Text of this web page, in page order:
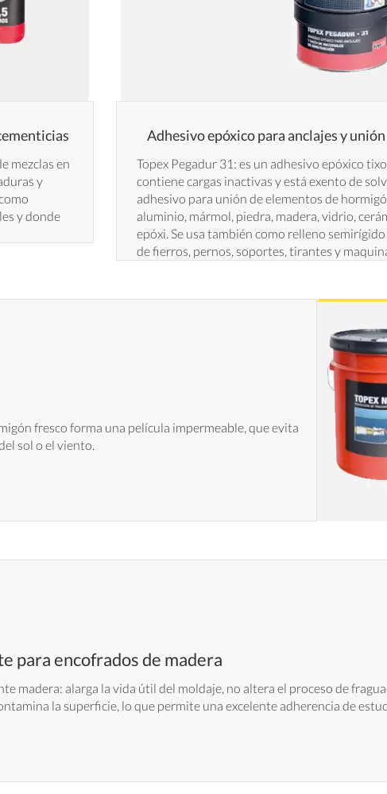
mezclas en
y
y donde
Adhesivo epóxico para anclajes y
Topex Pegadur 31: es un adhesivo epóxico
contiene cargas inactivas y está exento de
adhesivo para unión de elementos de
aluminio, mármol, piedra, madera, vidrio,
epóxi. Se usa también como relleno
de fierros, pernos, soportes, tirantes y
fresco forma una película impermeable, que evita
sol o el viento.
para encofrados de madera
madera: alarga la vida útil del moldaje, no altera el proceso de
la superficie, lo que permite una excelente adherencia de